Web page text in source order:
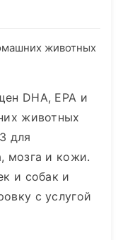
животных
DHA, EPA и
животных
для
мозга и кожи.
и собак и
с услугой